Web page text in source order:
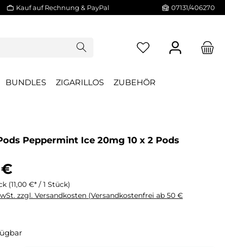
Kauf auf Rechnung & PayPal 07131/406270
BUNDLES ZIGARILLOS ZUBEHÖR
Peppermint Ice 20mg 10 x 2 Pods
€
(11,00 €* / 1 Stück)
zzgl. Versandkosten (Versandkostenfrei ab 50 €